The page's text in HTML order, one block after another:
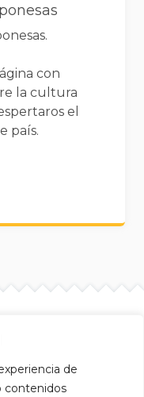
de
contenidos
con
la cultura
el
país.